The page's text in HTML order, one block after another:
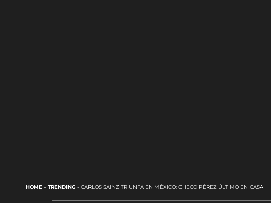
HOME- TRENDING - CARLOS SAINZ TRIUNFA EN MÉXICO: CHECO PÉREZ ÚLTIMO EN CASA